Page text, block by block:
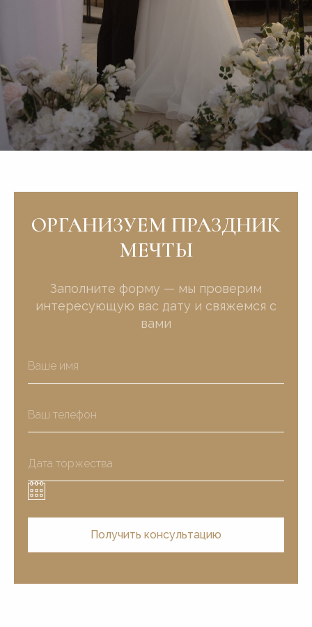
ОРГАНИЗУЕМ ПРАЗДНИК
МЕЧТЫ
Заполните форму — мы проверим
интересующую вас дату и свяжемся с
вами
Получить консультацию